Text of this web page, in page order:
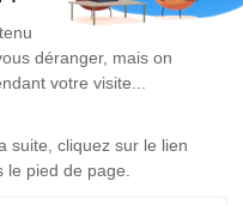
hommage est